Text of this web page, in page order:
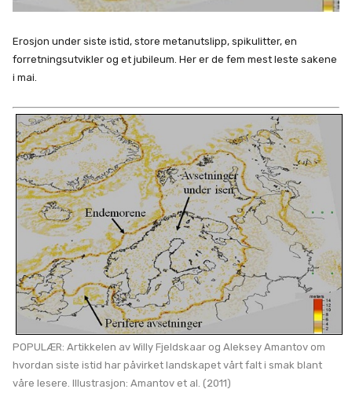
Erosjon under siste istid, store metanutslipp, spikulitter, en
forretningsutvikler og et jubileum. Her er de fem mest leste sakene
i mai.
POPULÆR: Artikkelen av Willy Fjeldskaar og Aleksey Amantov om
hvordan siste istid har påvirket landskapet vårt falt i smak blant
våre lesere. Illustrasjon: Amantov et al. (2011)